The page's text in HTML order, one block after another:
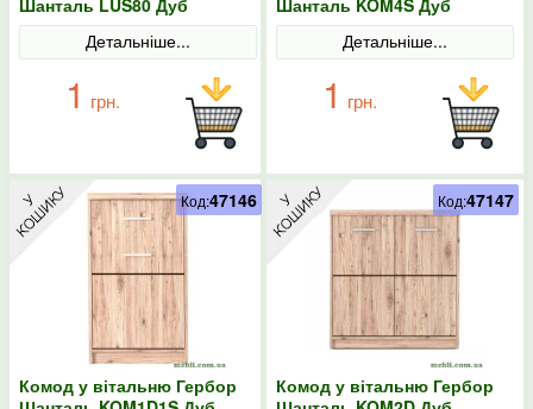
санремо світлий
Детальніше...
1 грн.
санремо світлий
Детальніше...
1 грн.
Комод у вітальню Гербор
Код:47146
Комод у вітальню Гербор
Код:47147